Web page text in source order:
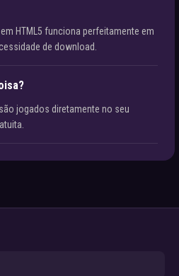
HTML5 funciona perfeitamente em
de download.
jogados diretamente no seu